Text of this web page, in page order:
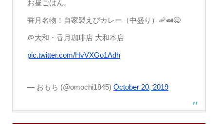
お昼ごはん。
香月名物！自家製えびカレー（中盛り）🦐🍛😋
＠大和・香月珈琲店 大和本店
pic.twitter.com/HvVXGo1Adh
— おもち (@omochi1845) October 20, 2019